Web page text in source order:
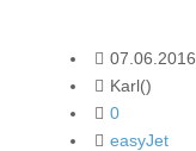
07.06.2016
Karl()
0
easyJet